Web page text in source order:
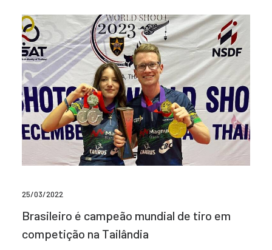
25/03/2022
Brasileiro é campeão mundial de tiro em
competição na Tailândia